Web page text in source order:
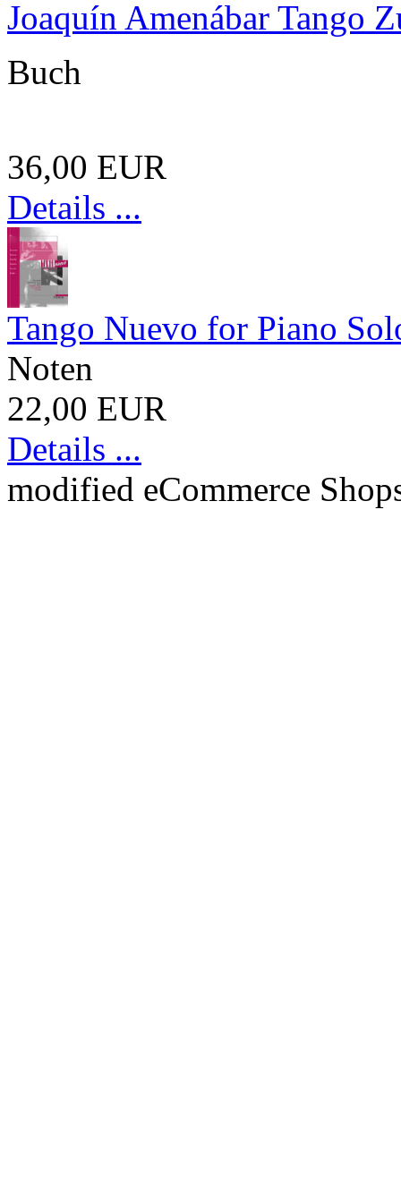
Joaquín Amenábar Tango
Buch
36,00 EUR
Details ...
Tango Nuevo for Piano
Noten
22,00 EUR
Details ...
modified eCommerce